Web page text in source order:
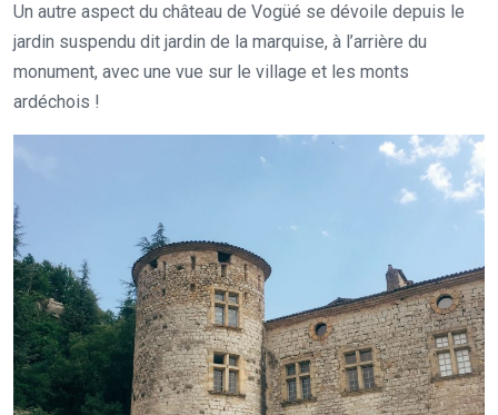
Un autre aspect du château de Vogüé se dévoile depuis le
jardin suspendu dit jardin de la marquise, à l’arrière du
monument, avec une vue sur le village et les monts
ardéchois !